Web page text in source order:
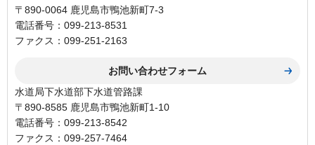
〒890-0064 鹿児島市鴨池新町7-3
電話番号：099-213-8531
ファクス：099-251-2163
水道局下水道部下水道管路課
〒890-8585 鹿児島市鴨池新町1-10
電話番号：099-213-8542
ファクス：099-257-7464